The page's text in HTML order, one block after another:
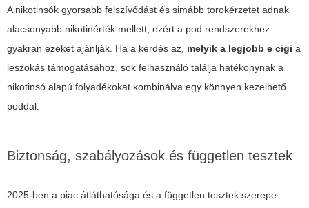
A nikotinsók gyorsabb felszívódást és simább torokérzetet adnak
alacsonyabb nikotinérték mellett, ezért a pod rendszerekhez
gyakran ezeket ajánlják. Ha a kérdés az, melyik a legjobb e cigi a
leszokás támogatásához, sok felhasználó találja hatékonynak a
nikotinsó alapú folyadékokat kombinálva egy könnyen kezelhető
poddal.
Biztonság, szabályozások és független tesztek
2025-ben a piac átláthatósága és a független tesztek szerepe